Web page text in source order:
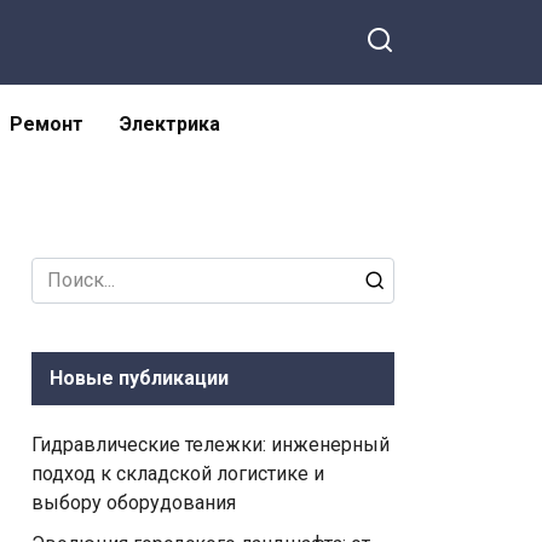
Ремонт Электрика
Search
for:
Новые публикации
Гидравлические тележки: инженерный
подход к складской логистике и
выбору оборудования